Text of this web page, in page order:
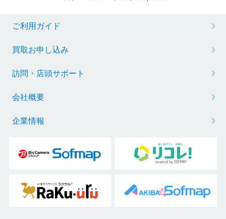
ご利用ガイド
買取お申し込み
訪問・店頭サポート
会社概要
企業情報